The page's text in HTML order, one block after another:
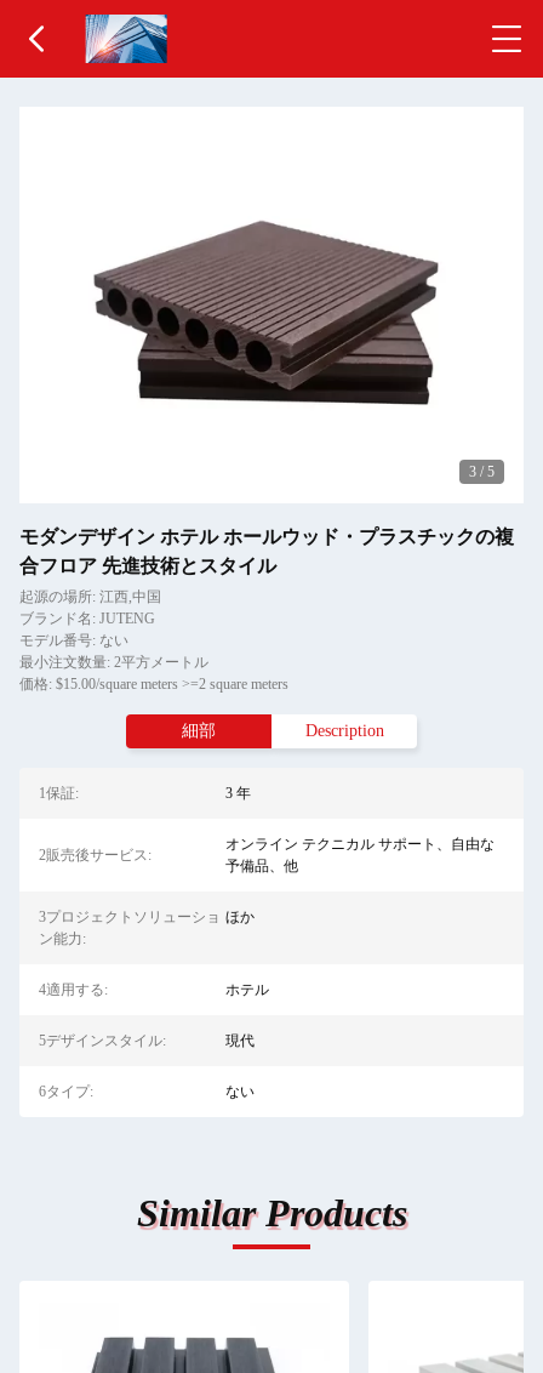
3 / 5
モダンデザイン ホテル ホールウッド・プラスチックの複
合フロア 先進技術とスタイル
起源の場所: 江西,中国
ブランド名: JUTENG
モデル番号: ない
最小注文数量: 2平方メートル
価格: $15.00/square meters >=2 square meters
細部 Description
1保証: 3 年
2販売後サービス:
オンライン テクニカル サポート、自由な
予備品、他
3プロジェクトソリューショ
ン能力:
ほか
4適用する: ホテル
5デザインスタイル: 現代
6タイプ: ない
Similar Products